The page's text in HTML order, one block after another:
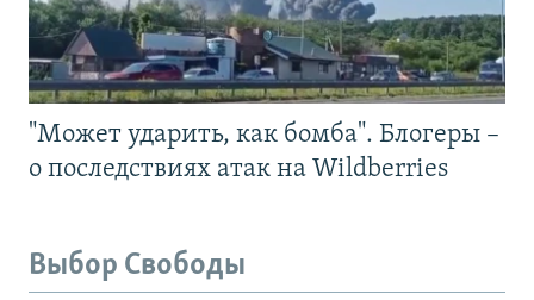
"Может ударить, как бомба". Блогеры –
о последствиях атак на Wildberries
Выбор Свободы